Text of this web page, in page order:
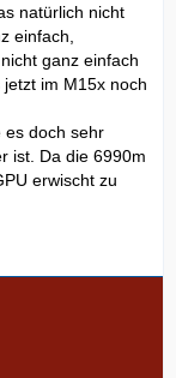
natürlich nicht
einfach,
ganz einfach
im M15x noch
es doch sehr
ist. Da die 6990m
erwischt zu